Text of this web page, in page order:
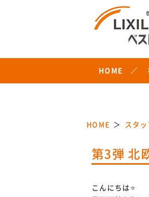
HOME
HOME スタ
第3弾 北
こんにちは⭐